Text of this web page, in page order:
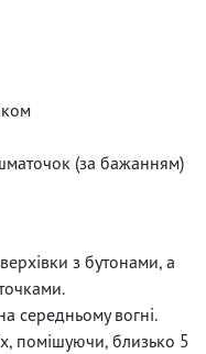
(за бажанням)
з бутонами, а
середньому вогні.
помішуючи, близько 5